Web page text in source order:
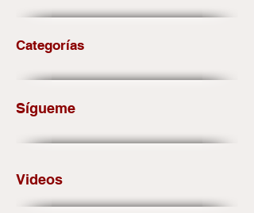
Categorías
Sígueme
Videos